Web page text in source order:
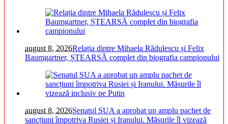
august 8, 2026Relația dintre Mihaela Rădulescu și Felix
Baumgartner, ȘTEARSĂ complet din biografia campionului
august 8, 2026Senatul SUA a aprobat un amplu pachet de
sancțiuni împotriva Rusiei și Iranului. Măsurile îl vizează